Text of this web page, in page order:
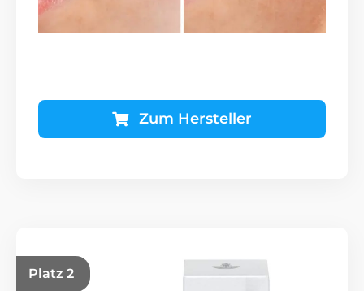
Zum Hersteller
Platz 2